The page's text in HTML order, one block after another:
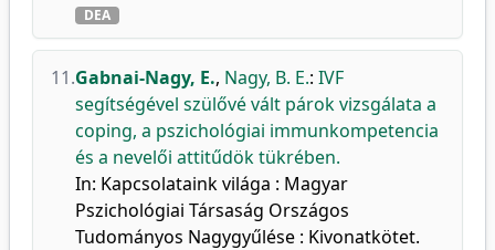
DEA
11.Gabnai-Nagy, E., Nagy, B. E.: IVF
segítségével szülővé vált párok vizsgálata a
coping, a pszichológiai immunkompetencia
és a nevelői attitűdök tükrében.
In: Kapcsolataink világa : Magyar
Pszichológiai Társaság Országos
Tudományos Nagygyűlése : Kivonatkötet.